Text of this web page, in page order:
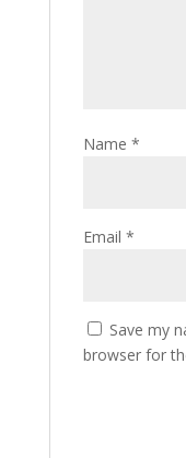
Name *
Email *
Save my
browser for